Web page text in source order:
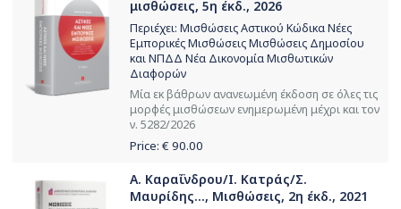
μισθώσεις, 5η έκδ., 2026
Περιέχει: Μισθώσεις Αστικού Κώδικα Νέες
Εμπορικές Μισθώσεις Μισθώσεις Δημοσίου
και ΝΠΔΔ Νέα Δικονομία Μισθωτικών
Διαφορών
Μία εκ βάθρων ανανεωμένη έκδοση σε όλες τις
μορφές μισθώσεων ενημερωμένη μέχρι και τον
ν. 5282/2026
Price: € 90.00
Α. Καραΐνδρου/Ι. Κατράς/Σ.
Μαυρίδης..., Μισθώσεις, 2η έκδ., 2021